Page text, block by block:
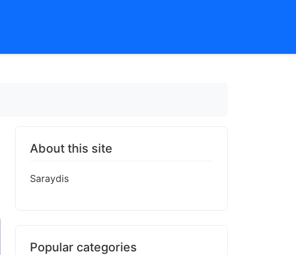
About this site
Saraydis
Popular categories